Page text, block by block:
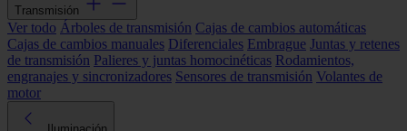
Transmisión
Ver todo Árboles de transmisión Cajas de cambios automáticas
Cajas de cambios manuales Diferenciales Embrague Juntas y retenes
de transmisión Palieres y juntas homocinéticas Rodamientos,
engranajes y sincronizadores Sensores de transmisión Volantes de
motor